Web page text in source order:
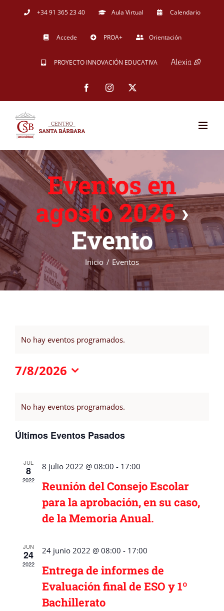
+34 91 365 23 40 Aula Virtual Calendario
Accede PROA+ Orientación
PROYECTO INNOVACIÓN EDUCATIVA
FacebookInstagram
Eventos en
agosto 2026›
Evento
Inicio Eventos
No hay eventos programados.
7/8/2026
fecha.
Eventos
No hay eventos programados.
Últimos Eventos Pasados
JUL
8
2022
8 julio 2022 @ 08:00 - 17:00
Reunión del Consejo Escolar
para la aprobación, en su caso,
de la Memoria Anual.
JUN
24
2022
24 junio 2022 @ 08:00 - 17:00
Entrega de informes de
Evaluación final de ESO y 1º
Bachillerato